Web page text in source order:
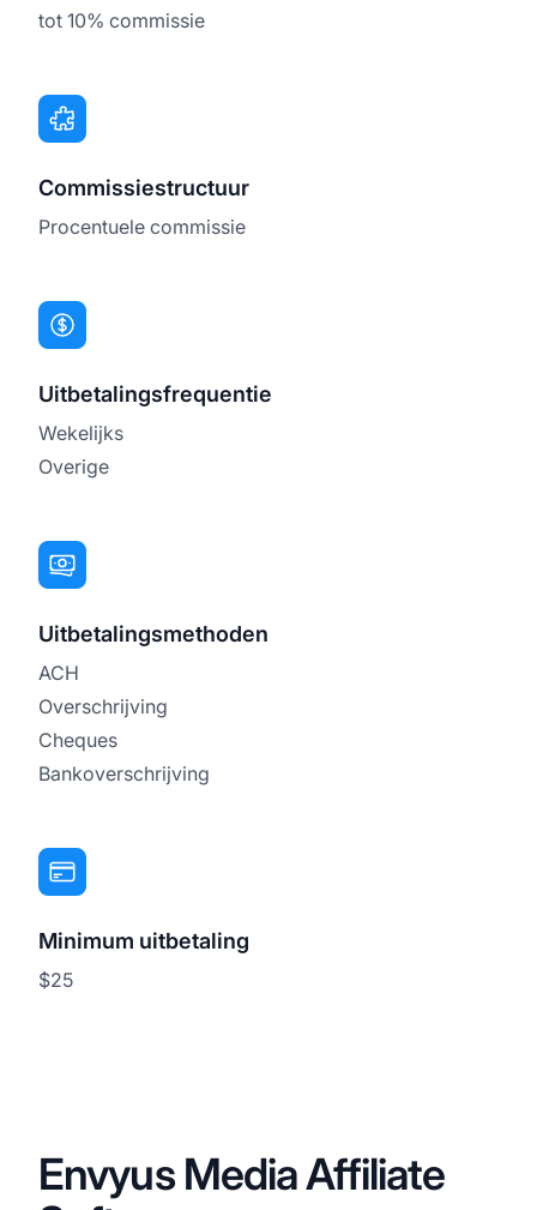
tot 10% commissie
Commissiestructuur
Procentuele commissie
Uitbetalingsfrequentie
Wekelijks
Overige
Uitbetalingsmethoden
ACH
Overschrijving
Cheques
Bankoverschrijving
Minimum uitbetaling
$25
Envyus Media Affiliate